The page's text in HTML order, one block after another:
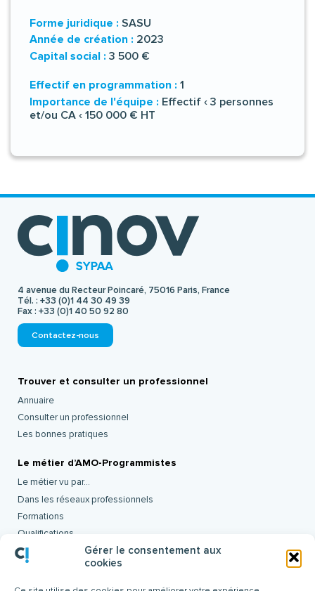
Gérer le consentement aux
cookies
Forme juridique : SASU
Année de création : 2023
Capital social : 3 500 €
Effectif en programmation : 1
Importance de l'équipe : Effectif ‹ 3 personnes
et/ou CA ‹ 150 000 € HT
4 avenue du Recteur Poincaré, 75016 Paris, France
Tél. : +33 (0)1 44 30 49 39
Fax : +33 (0)1 40 50 92 80
Contactez-nous
Trouver et consulter un professionnel
Annuaire
Consulter un professionnel
Les bonnes pratiques
Le métier d’AMO-Programmistes
Le métier vu par…
Dans les réseaux professionnels
Formations
Qualifications
Offres d’emploi